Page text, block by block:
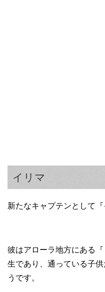
イリマ
新たなキャプテンとして
彼はアローラ地方にある
生であり、通っている子
うです。